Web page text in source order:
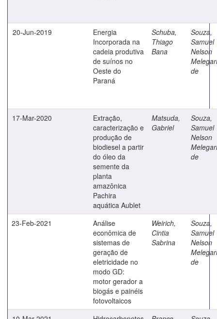
20-Jun-2019
Energia
Incorporada na
cadeia produtiva
de suínos no
Oeste do
Paraná
Schuba,
Thiago
Bana
Souza,
Samuel
Nelson
Melegari
de
17-Mar-2020
Extração,
caracterização e
produção de
biodiesel a partir
do óleo da
semente da
planta
amazônica
Pachira
aquática Aublet
Matsuda,
Gabriel
Souza,
Samuel
Nelson
Melegari
de
23-Feb-2021
Análise
econômica de
sistemas de
geração de
eletricidade no
modo GD:
motor gerador a
biogás e painéis
fotovoltaicos
Weirich,
Cintia
Sabrina
Souza,
Samuel
Nelson
Melegari
de